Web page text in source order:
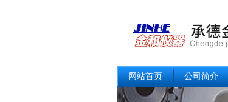
网站首页 公司简介